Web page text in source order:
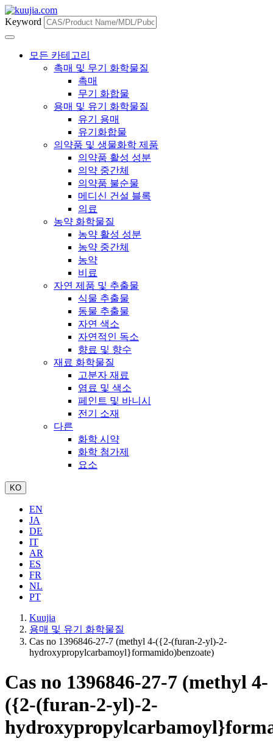
Keyword
모든 카테고리
촉매 및 무기 화학물질
촉매
무기 화합물
용매 및 유기 화학물질
유기 용매
유기화합물
의약품 및 생물화학 제품
의약품 활성 성분
의약 중간체
의약품 불순물
메디신 건설 블록
의료
농약 화학물질
농약 활성 성분
농약 중간체
농약
비료
자연 제품 및 추출물
식물 추출물
동물 추출물
자연 색소
자연적인 독소
향료 및 향수
재료 화학물질
고분자 재료
염료 및 색소
페인트 및 바니시
전기 소재
다른
화학 시약
화학 첨가제
요소
KO
EN
JA
DE
IT
AR
ES
FR
NL
PT
Kuujia
용매 및 유기 화학물질
Cas no 1396846-27-7 (methyl 4-({2-(furan-2-yl)-2-
hydroxypropylcarbamoyl}formamido)benzoate)
Cas no 1396846-27-7 (methyl 4-
({2-(furan-2-yl)-2-